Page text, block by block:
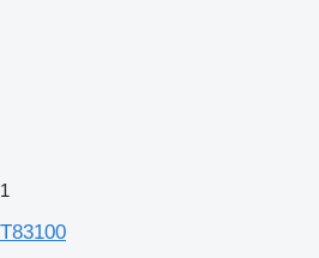
1
T83100